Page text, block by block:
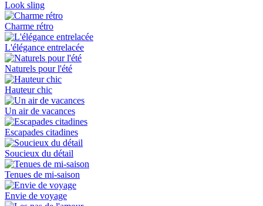
Look sling
Charme rétro
L'élégance entrelacée
Naturels pour l'été
Hauteur chic
Un air de vacances
Escapades citadines
Soucieux du détail
Tenues de mi-saison
Envie de voyage